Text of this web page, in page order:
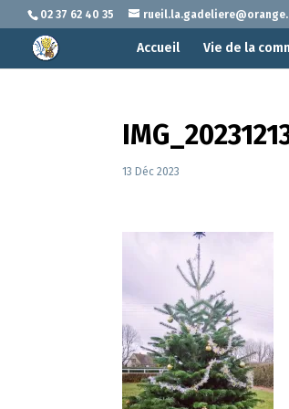
02 37 62 40 35
Accueil Vie de la
13 Déc 2023